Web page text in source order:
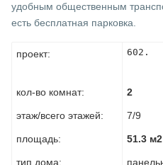
удобным общественным
есть бесплатная парковка.
проект: 602.
кол-во комнат: 2
этаж/всего этажей: 7/9
площадь: 51.3 м2
тип дома: